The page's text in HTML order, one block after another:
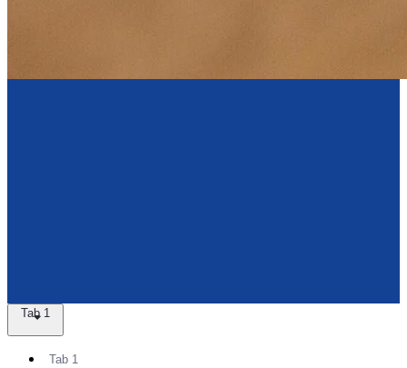
Tab 1
Tab 1